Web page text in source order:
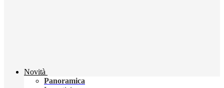
Novità
Panoramica